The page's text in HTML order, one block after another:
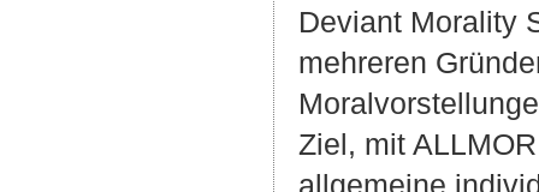
Deviant Morality
mehreren
Ziel, mit
allgemeine